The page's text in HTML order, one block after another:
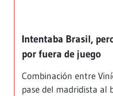
Intentaba Brasil,
por fuera de juego
Combinación entre
pase del madridista al